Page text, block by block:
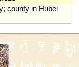
; county in Hubei